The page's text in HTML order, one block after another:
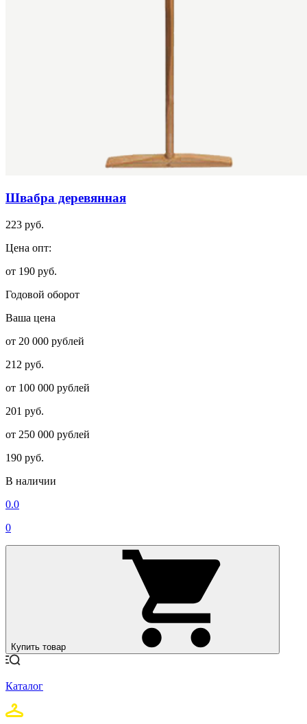
Швабра деревянная
223 руб.
Цена опт:
от 190 руб.
Годовой оборот
Ваша цена
от 20 000 рублей
212 руб.
от 100 000 рублей
201 руб.
от 250 000 рублей
190 руб.
В наличии
0.0
0
Купить товар
Каталог